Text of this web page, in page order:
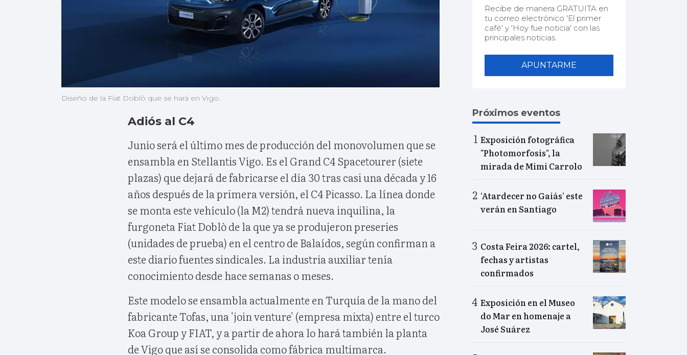
Diseño de la Fiat Doblò que se hará en Vigo.
Adiós al C4
Junio será el último mes de producción del monovolumen que se
ensambla en Stellantis Vigo. Es el Grand C4 Spacetourer (siete
plazas) que dejará de fabricarse el día 30 tras casi una década y 16
años después de la primera versión, el C4 Picasso. La línea donde
se monta este vehículo (la M2) tendrá nueva inquilina, la
furgoneta Fiat Doblò de la que ya se produjeron preseries
(unidades de prueba) en el centro de Balaídos, según confirman a
este diario fuentes sindicales. La industria auxiliar tenía
conocimiento desde hace semanas o meses.
Este modelo se ensambla actualmente en Turquía de la mano del
fabricante Tofas, una 'join venture' (empresa mixta) entre el turco
Koa Group y FIAT, y a partir de ahora lo hará también la planta
de Vigo que así se consolida como fábrica multimarca.
Recibe de manera GRATUITA en
tu correo electrónico 'El primer
café' y 'Hoy fue noticia' con las
principales noticias.
APUNTARME
Próximos eventos
Exposición fotográfica
"Photomorfosis", la
mirada de Mimi Carrolo
‘Atardecer no Gaiás’ este
verán en Santiago
Costa Feira 2026: cartel,
fechas y artistas
confirmados
Exposición en el Museo
do Mar en homenaje a
José Suárez